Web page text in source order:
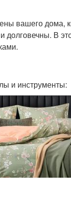
вашего дома,
долговечны. В
и инструменты: